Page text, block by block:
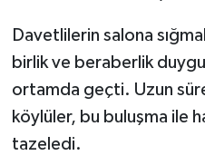
Davetlilerin salona
birlik ve beraberlik
ortamda geçti. Uzun
köylüler, bu buluşma ile
tazeledi.